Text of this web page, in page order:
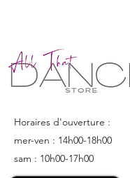
ALL THAT
DANCE
Horaires d'ouverture :
mer-ven : 14h00-18h00
sam : 10h00-17h00